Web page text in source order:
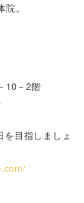
。
10－2階
目指しましょ